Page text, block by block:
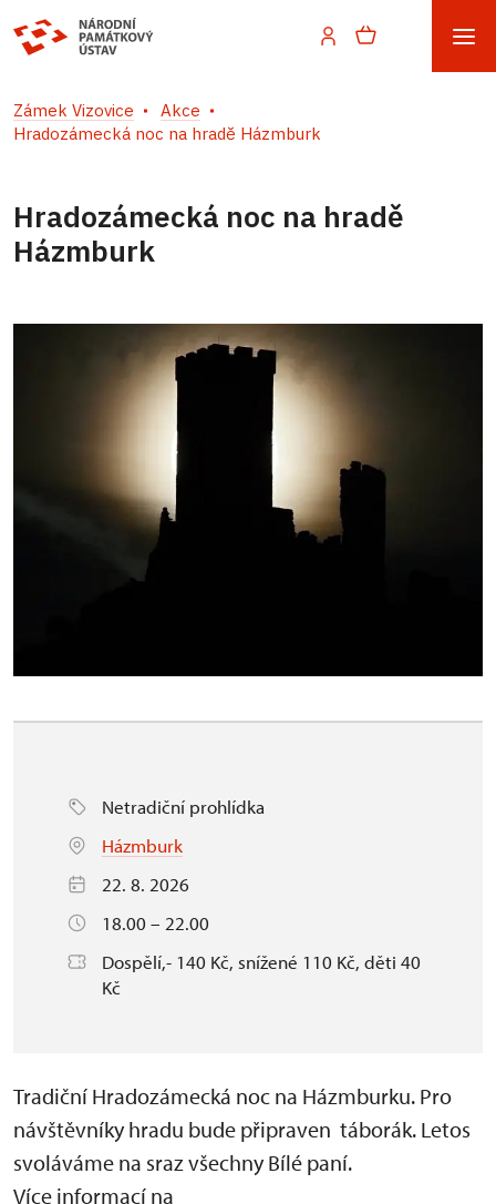
Zámek Vizovice
Akce
Hradozámecká noc na hradě Házmburk
Hradozámecká noc na hradě
Házmburk
Netradiční prohlídka
Házmburk
22. 8. 2026
18.00 – 22.00
Dospělí,- 140 Kč, snížené 110 Kč, děti 40
Kč
Tradiční Hradozámecká noc na Házmburku. Pro
návštěvníky hradu bude připraven táborák. Letos
svoláváme na sraz všechny Bílé paní.
Více informací na